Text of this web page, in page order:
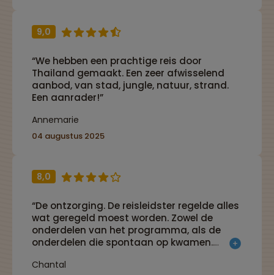
9,0
“We hebben een prachtige reis door
Thailand gemaakt. Een zeer afwisselend
aanbod, van stad, jungle, natuur, strand.
Een aanrader!”
Annemarie
04 augustus 2025
8,0
“De ontzorging. De reisleidster regelde alles
wat geregeld moest worden. Zowel de
onderdelen van het programma, als de
onderdelen die spontaan op kwamen.
ook een groot pluspunt.”
Chantal